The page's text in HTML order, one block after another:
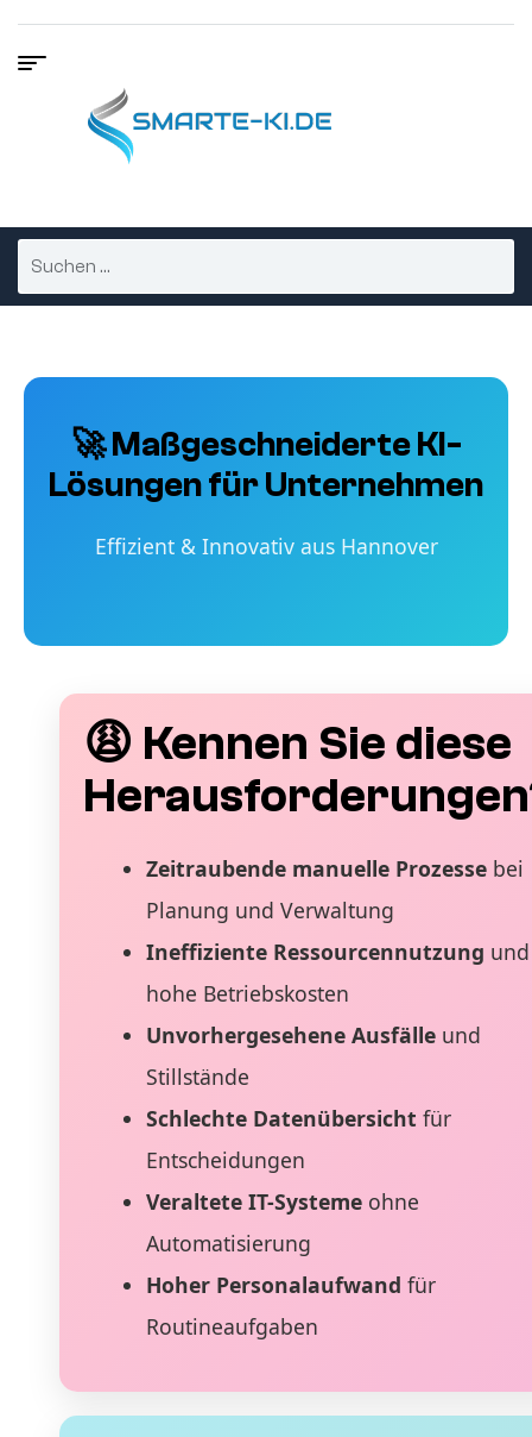
🚀 Maßgeschneiderte KI-
Lösungen für Unternehmen
Effizient & Innovativ aus Hannover
😩 Kennen Sie diese
Zeitraubende manuelle Prozessebei
Planung und Verwaltung
Ineffiziente Ressourcennutzung und
hohe Betriebskosten
Unvorhergesehene Ausfälleund
Stillstände
Schlechte Datenübersicht für
Entscheidungen
Veraltete IT-Systemeohne
Automatisierung
Hoher Personalaufwand für
Routineaufgaben